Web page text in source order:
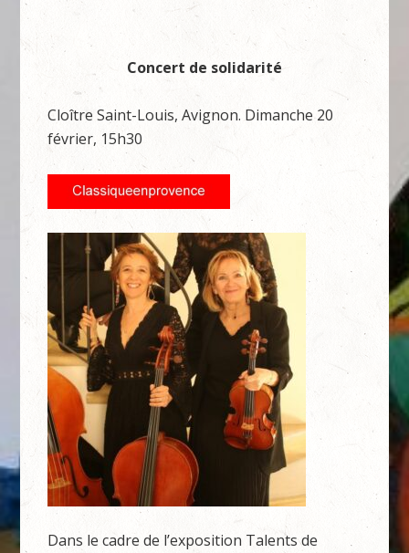
Concert de solidarité
Cloître Saint-Louis, Avignon. Dimanche 20
février, 15h30
Dans le cadre de l’exposition Talents de